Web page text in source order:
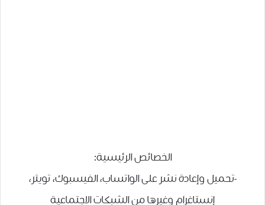
الخصائص الرئيسية:
-تحميل وإعادة نشر على الواتساب، الفيسبوك، تويتر،
إنستاغرام وغيرها من الشبكات الاجتماعية